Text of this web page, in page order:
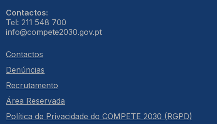
Contactos:
Tel: 211 548 700
info@compete2030.gov.pt
Contactos
Denúncias
Recrutamento
Área Reservada
Política de Privacidade do COMPETE 2030 (RGPD)